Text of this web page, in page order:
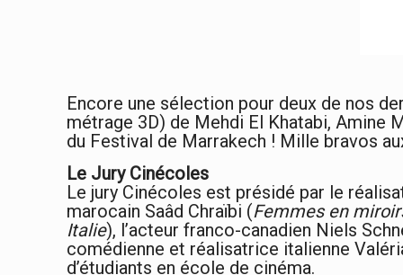
Encore une sélection pour deux de nos
métrage 3D) de Mehdi El Khatabi,
du Festival de Marrakech ! Mille bravos
Le Jury Cinécoles
Le jury Cinécoles est présidé par le
marocain Saâd Chraïbi (Femmes en
Italie), l’acteur franco-canadien Niels
comédienne et réalisatrice italienne
d’étudiants en école de cinéma.